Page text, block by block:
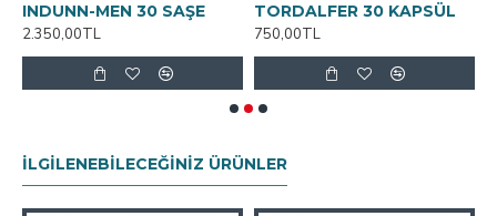
INDUNN-MEN 30 SAŞE
2.350,00TL
TORDALFER 30 KAPSÜL
750,00TL
İLGILENEBILECEĞINIZ ÜRÜNLER